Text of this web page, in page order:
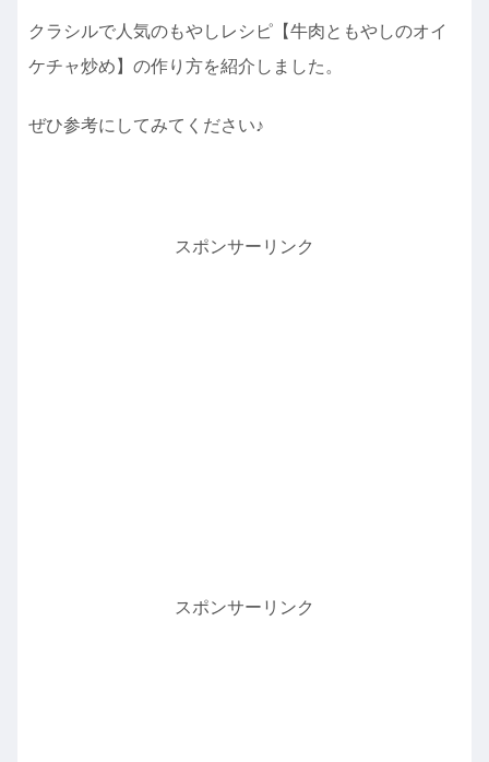
クラシルで人気のもやしレシピ【牛肉ともやしのオイ
ケチャ炒め】の作り方を紹介しました。
ぜひ参考にしてみてください♪
スポンサーリンク
スポンサーリンク